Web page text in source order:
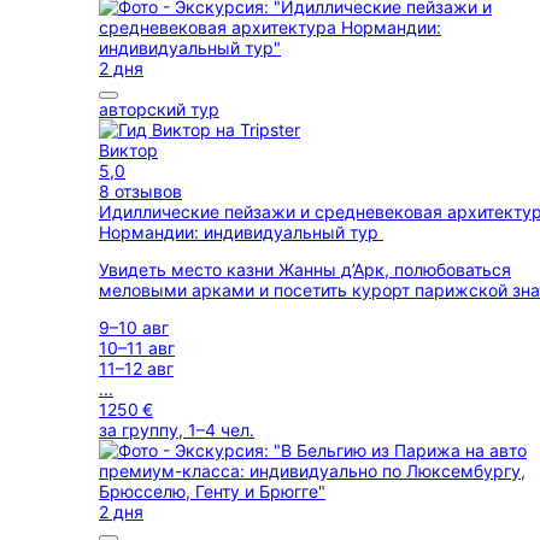
2 дня
авторский тур
Виктор
5,0
8 отзывов
Идиллические пейзажи и средневековая
Нормандии: индивидуальный тур
Увидеть место казни Жанны д’Арк, полюбоваться
меловыми арками и посетить курорт парижской
9–10 авг
10–11 авг
11–12 авг
...
1250 €
за группу, 1–4 чел.
2 дня